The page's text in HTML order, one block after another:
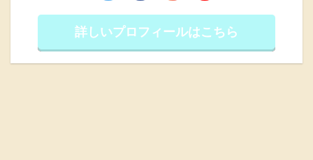
詳しいプロフィールはこちら